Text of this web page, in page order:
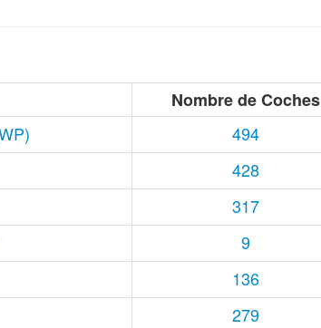
Nombre de Coches
494
428
317
9
136
279